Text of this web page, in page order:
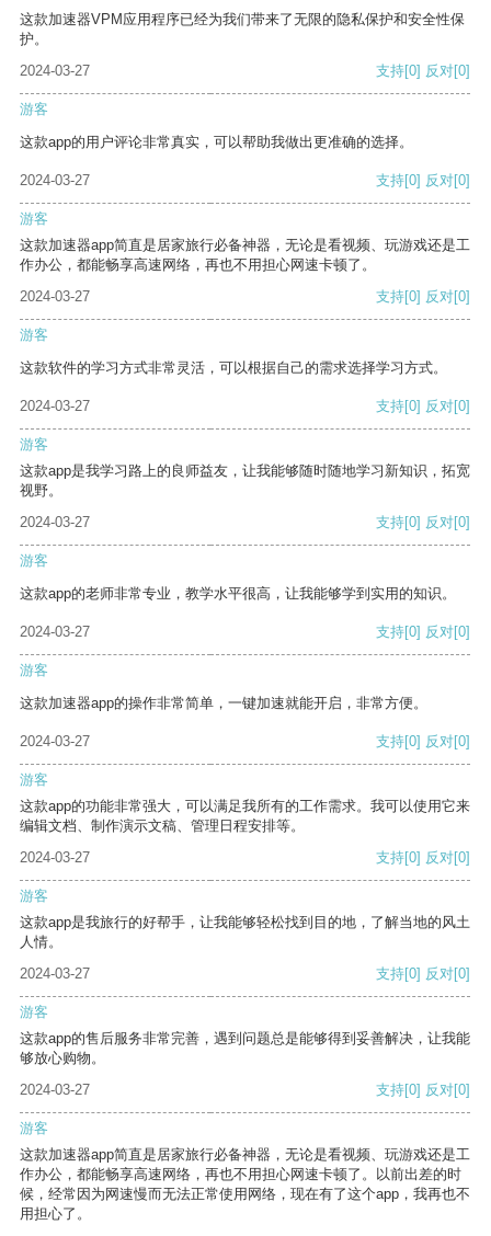
这款加速器VPM应用程序已经为我们带来了无限的隐私保护和安全性保
护。
2024-03-27
支持[0] 反对[0]
游客
这款app的用户评论非常真实，可以帮助我做出更准确的选择。
2024-03-27 支持[0] 反对[0]
游客
这款加速器app简直是居家旅行必备神器，无论是看视频、玩游戏还是工
作办公，都能畅享高速网络，再也不用担心网速卡顿了。
2024-03-27
支持[0] 反对[0]
游客
这款软件的学习方式非常灵活，可以根据自己的需求选择学习方式。
2024-03-27 支持[0] 反对[0]
游客
这款app是我学习路上的良师益友，让我能够随时随地学习新知识，拓宽
视野。
2024-03-27
支持[0] 反对[0]
游客
这款app的老师非常专业，教学水平很高，让我能够学到实用的知识。
2024-03-27 支持[0] 反对[0]
游客
这款加速器app的操作非常简单，一键加速就能开启，非常方便。
2024-03-27 支持[0] 反对[0]
游客
这款app的功能非常强大，可以满足我所有的工作需求。我可以使用它来
编辑文档、制作演示文稿、管理日程安排等。
2024-03-27
支持[0] 反对[0]
游客
这款app是我旅行的好帮手，让我能够轻松找到目的地，了解当地的风土
人情。
2024-03-27
支持[0] 反对[0]
游客
这款app的售后服务非常完善，遇到问题总是能够得到妥善解决，让我能
够放心购物。
2024-03-27
支持[0] 反对[0]
游客
这款加速器app简直是居家旅行必备神器，无论是看视频、玩游戏还是工
作办公，都能畅享高速网络，再也不用担心网速卡顿了。以前出差的时
候，经常因为网速慢而无法正常使用网络，现在有了这个app，我再也不
用担心了。